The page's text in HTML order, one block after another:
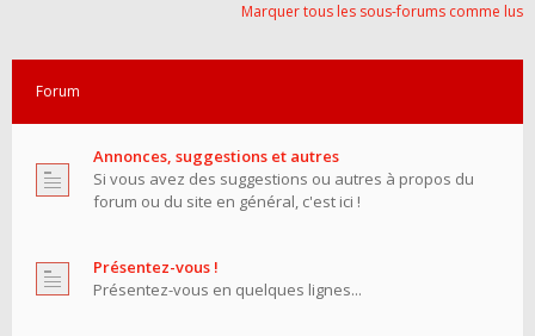
Marquer tous les sous-forums comme lus
Forum
Annonces, suggestions et autres
Si vous avez des suggestions ou autres à propos du
forum ou du site en général, c'est ici !
Présentez-vous !
Présentez-vous en quelques lignes...